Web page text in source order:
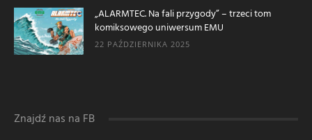
„ALARMTEC. Na fali przygody” – trzeci tom
komiksowego uniwersum EMU
22 PAŹDZIERNIKA 2025
Znajdź nas na FB